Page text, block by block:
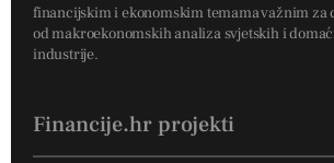
financijskim i ekonomskim temama važnim za
od makroekonomskih analiza svjetskih i
industrije.
Financije.hr projekti